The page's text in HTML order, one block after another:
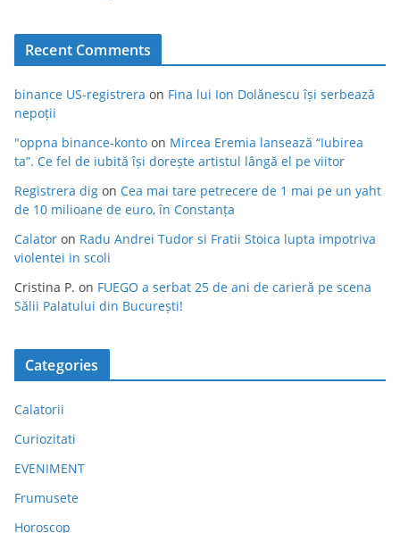
Recent Comments
binance US-registrera on Fina lui Ion Dolănescu își serbează
nepoții
"oppna binance-konto on Mircea Eremia lansează “Iubirea
ta”. Ce fel de iubită își dorește artistul lângă el pe viitor
Registrera dig on Cea mai tare petrecere de 1 mai pe un yaht
de 10 milioane de euro, în Constanța
Calator on Radu Andrei Tudor si Fratii Stoica lupta impotriva
violentei in scoli
Cristina P. on FUEGO a serbat 25 de ani de carieră pe scena
Sălii Palatului din București!
Categories
Calatorii
Curiozitati
EVENIMENT
Frumusete
Horoscop